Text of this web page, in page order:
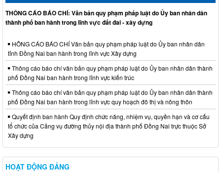
THÔNG CÁO BÁO CHÍ: Văn bản quy phạm pháp luật do Ủy ban nhân dân
thành phố ban hành trong lĩnh vực đất đai - xây dựng
HÔNG CÁO BÁO CHÍ Văn bản quy phạm pháp luật do Ủy ban nhân dân
tỉnh Đồng Nai ban hành trong lĩnh vực Xây dựng
Thông cáo báo chí văn bản quy phạm pháp luật do Ủy ban nhân dân thành
phố Đồng Nai ban hành trong lĩnh vực kiến trúc
Thông cáo báo chí văn bản quy phạm pháp luật do Ủy ban nhân dân thành
phố Đồng Nai ban hành trong lĩnh vực quy hoạch đô thị và nông thôn
Quyết định ban hành Quy định chức năng, nhiệm vụ, quyền hạn và cơ cấu
tổ chức của Cảng vụ đường thủy nội địa thành phố Đồng Nai trực thuộc Sở
Xây dựng
HOẠT ĐỘNG ĐẢNG